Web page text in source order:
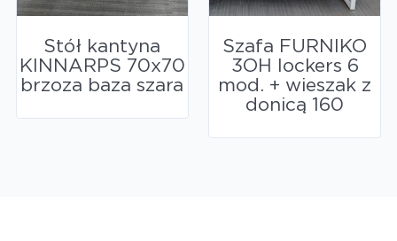
Stół kantyna
KINNARPS 70x70
brzoza baza szara
Szafa FURNIKO
3OH lockers 6
mod. + wieszak z
donicą 160